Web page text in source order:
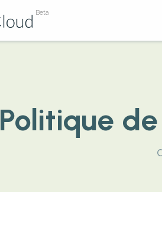
Politique